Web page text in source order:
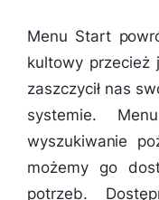
Menu Start
kultowy przecież
zaszczycił nas
systemie.
wyszukiwanie
możemy go
potrzeb.